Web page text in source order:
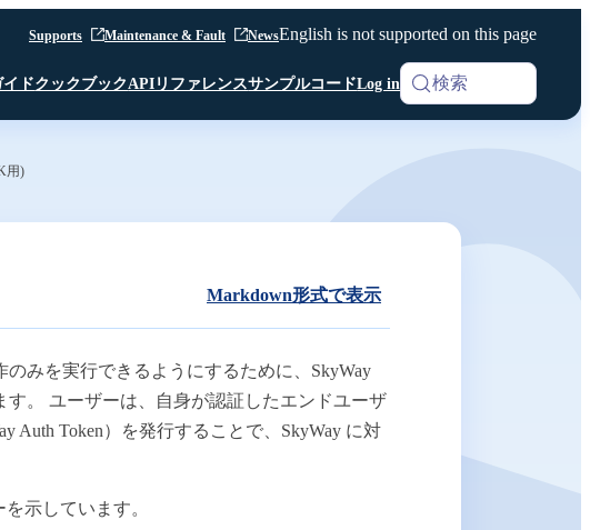
Supports Maintenance & Fault NewsEnglish is not supported on this page
ド
Android SDK
Python SDK β版
Webhook
ール
クックブック
SDK
API ／
APIリファレンス
Unity SDK Python SDK β版
AI Noise Canceller
サンプルコード
Python SDK β版
Log in 検索
用)
Markdown形式で表示
みを実行できるようにするために、SkyWay
。 ユーザーは、自身が認証したエンドユーザ
Auth Token）を発行することで、SkyWay に対
示しています。